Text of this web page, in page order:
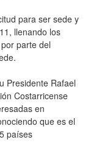
para ser sede y
llenando los
parte del
Presidente Rafael
Costarricense
en
que es el
países